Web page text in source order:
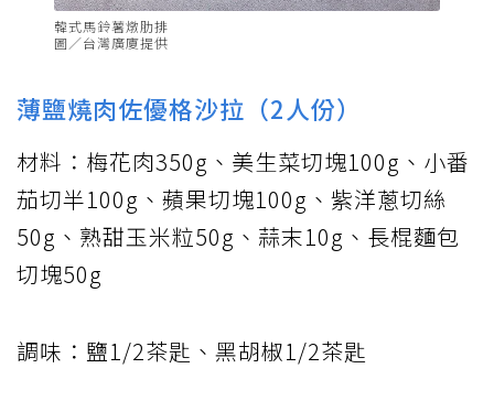
韓式馬鈴薯燉肋排
圖／台灣廣廈提供
薄鹽燒肉佐優格沙拉（2人份）
材料：梅花肉350g、美生菜切塊100g、小番
茄切半100g、蘋果切塊100g、紫洋蔥切絲
50g、熟甜玉米粒50g、蒜末10g、長棍麵包
切塊50g
調味：鹽1/2茶匙、黑胡椒1/2茶匙